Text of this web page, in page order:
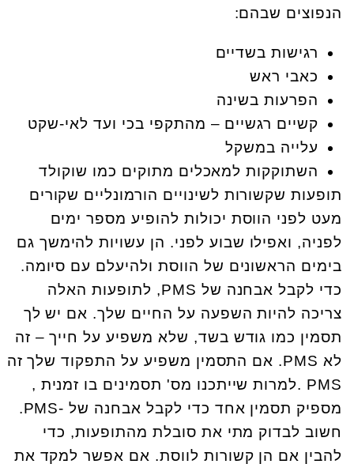
הנפוצים שבהם:
רגישות בשדיים
כאבי ראש
הפרעות בשינה
קשיים רגשיים – מהתקפי בכי ועד לאי-שקט
עלייה במשקל
השתוקקות למאכלים מתוקים כמו שוקולד
תופעות שקשורות לשינויים הורמונליים שקורים
מעט לפני הווסת יכולות להופיע מספר ימים
לפניה, ואפילו שבוע לפני. הן עשויות להימשך גם
בימים הראשונים של הווסת ולהיעלם עם סיומה.
כדי לקבל אבחנה של PMS, לתופעות האלה
צריכה להיות השפעה על החיים שלך. אם יש לך
תסמין כמו גודש בשד, שלא משפיע על חייך – זה
לא PMS. אם התסמין משפיע על התפקוד שלך זה
PMS .למרות שייתכנו מס' תסמינים בו זמנית ,
מספיק תסמין אחד כדי לקבל אבחנה של -PMS.
חשוב לבדוק מתי את סובלת מהתופעות, כדי
להבין אם הן קשורות לווסת. אם אפשר למקד את